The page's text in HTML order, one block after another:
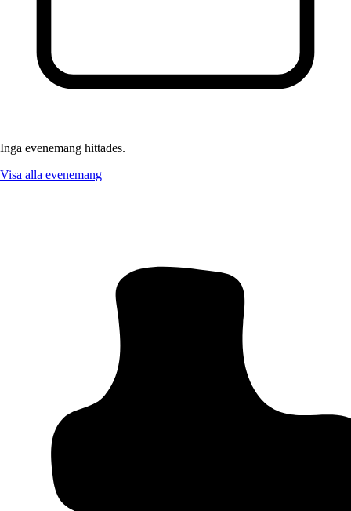
Inga evenemang hittades.
Visa alla evenemang